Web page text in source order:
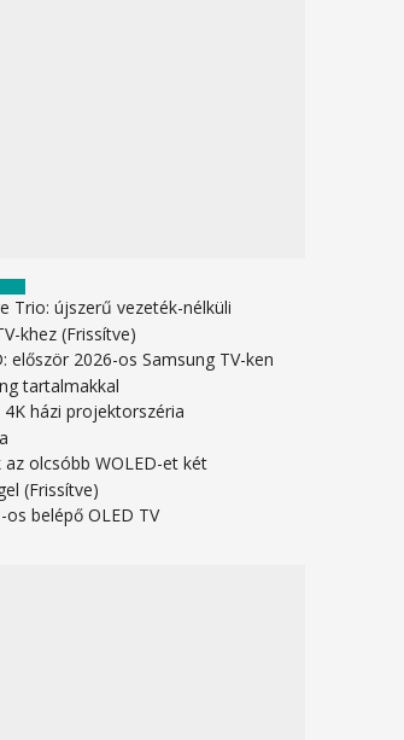
Trio: újszerű vezeték-nélküli
khez (Frissítve)
először 2026-os Samsung TV-ken
tartalmakkal
házi projektorszéria
az olcsóbb WOLED-et két
(Frissítve)
os belépő OLED TV